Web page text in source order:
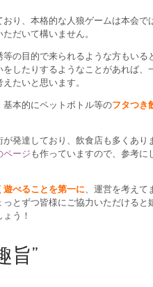
り、本格的な人狼ゲームは本会で
だいて構いません。
の目的で来られるような方もいる
したりするようなことがあれば、
たいと思います。
本的にペットボトル等のフタつき
発達しており、飲食店も多くあり
ページも作っていますので、参考に
遊べることを第一に、運営を考えて
とずつ皆様にご協力いただけると
う！
旨”